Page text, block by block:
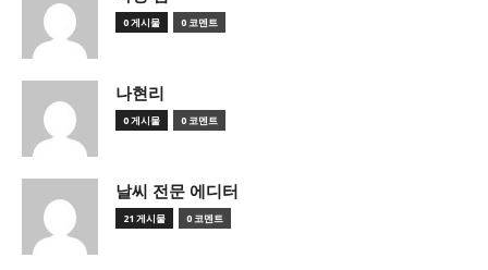
0 게시물 0 코멘트
나현리
0 게시물 0 코멘트
날씨 전문 에디터
21 게시물 0 코멘트